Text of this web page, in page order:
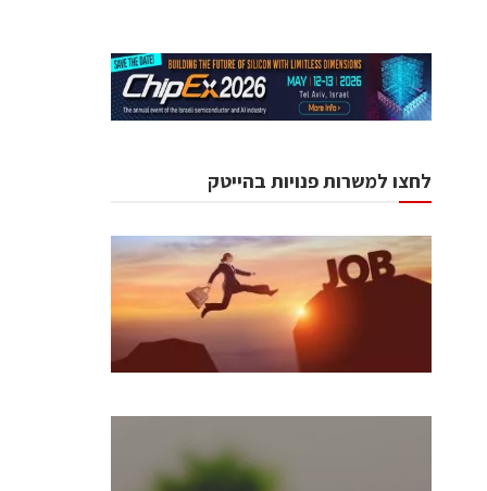
לחצו למשרות פנויות בהייטק